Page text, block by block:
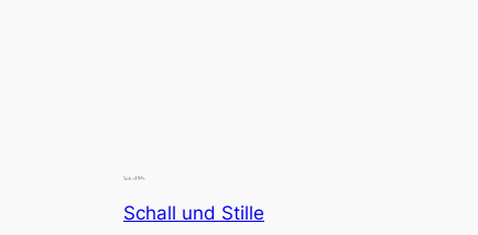
Schall und Stille